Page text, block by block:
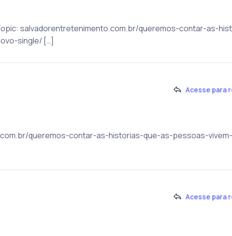
salvadorentretenimento.com.br/queremos-contar-as-
single/ […]
Acesse para
queremos-contar-as-historias-que-as-pessoas-
Acesse para